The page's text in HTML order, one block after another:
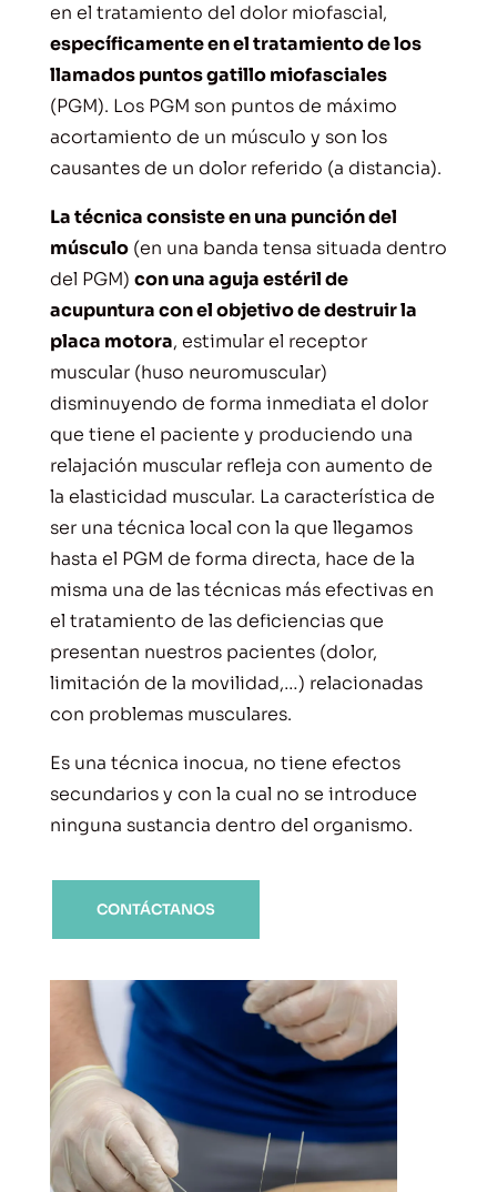
en el tratamiento del dolor miofascial,
específicamente en el tratamiento de los
llamados puntos gatillo miofasciales
(PGM). Los PGM son puntos de máximo
acortamiento de un músculo y son los
causantes de un dolor referido (a distancia).
La técnica consiste en una punción del
músculo(en una banda tensa situada dentro
del PGM) con una aguja estéril de
acupuntura con el objetivo de destruir la
placa motora, estimular el receptor
muscular (huso neuromuscular)
disminuyendo de forma inmediata el dolor
que tiene el paciente y produciendo una
relajación muscular refleja con aumento de
la elasticidad muscular. La característica de
ser una técnica local con la que llegamos
hasta el PGM de forma directa, hace de la
misma una de las técnicas más efectivas en
el tratamiento de las deficiencias que
presentan nuestros pacientes (dolor,
limitación de la movilidad,…) relacionadas
con problemas musculares.
Es una técnica inocua, no tiene efectos
secundarios y con la cual no se introduce
ninguna sustancia dentro del organismo.
CONTÁCTANOS